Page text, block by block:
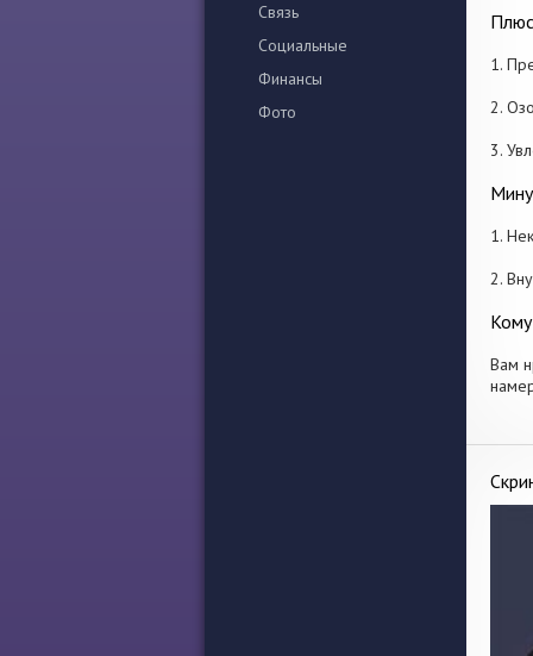
Связь
Социальные
Финансы
Фото
1.
2.
3.
1.
2.
Вам